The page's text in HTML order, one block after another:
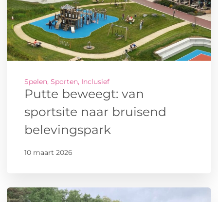
Spelen, Sporten, Inclusief
Putte beweegt: van
sportsite naar bruisend
belevingspark
10 maart 2026